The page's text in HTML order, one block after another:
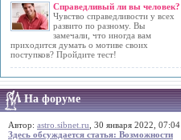
Справедливый ли вы человек?
Чувство справедливости у всех
развито по разному. Вы
замечали, что иногда вам
приходится думать о мотиве своих
поступков? Пройдите тест!
На форуме
Автор: astro.sibnet.ru , 30 января 2022, 07:04
Здесь обсуждается статья: Возможности